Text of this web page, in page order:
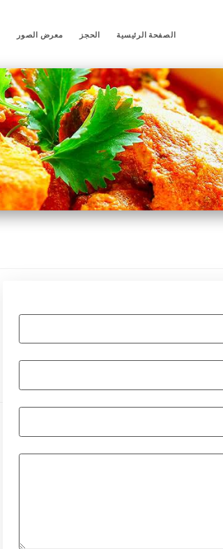
الصفحة الرئيسية الحجز معرض الصور